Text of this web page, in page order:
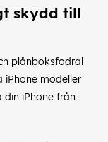
skydd till
plånboksfodral
iPhone modeller
iPhone från